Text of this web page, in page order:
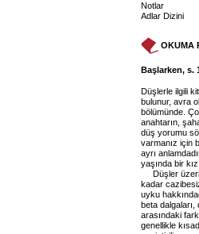
Notlar
Adlar Dizini
OKUMA
Başlarken, s.
Düşlerle ilgili
bulunur, avra
bölümünde.
anahtarın,
düş yorumu
varmanız için
ayrı
yaşında bir
Düşler
kadar
uyku
beta
arasındaki
genellikle